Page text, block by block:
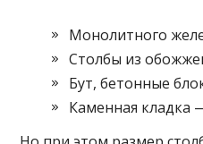
Монолитного
Столбы из
Бут, бетонные
Каменная кладка